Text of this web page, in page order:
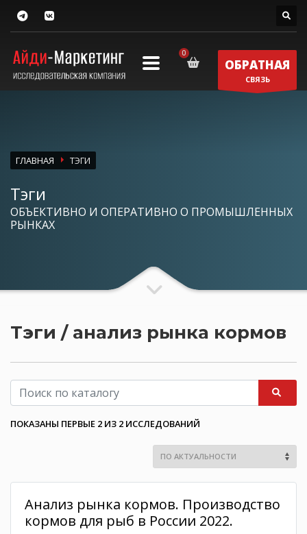
ОБРАТНАЯ
СВЯЗЬ
ГЛАВНАЯ ТЭГИ
Тэги
ОБЪЕКТИВНО И ОПЕРАТИВНО О ПРОМЫШЛЕННЫХ
РЫНКАХ
Тэги / анализ рынка кормов
ПОКАЗАНЫ ПЕРВЫЕ 2 ИЗ 2 ИССЛЕДОВАНИЙ
Анализ рынка кормов. Производство
кормов для рыб в России 2022.